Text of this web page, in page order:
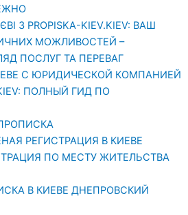
З PROPISKA-KIEV.KIEV: ВАШ
МОЖЛИВОСТЕЙ –
ПОСЛУГ ТА ПЕРЕВАГ
С ЮРИДИЧЕСКОЙ КОМПАНИЕЙ
ПОЛНЫЙ ГИД ПО
РЕГИСТРАЦИЯ В КИЕВЕ
ПО МЕСТУ ЖИТЕЛЬСТВА
В КИЕВЕ ДНЕПРОВСКИЙ